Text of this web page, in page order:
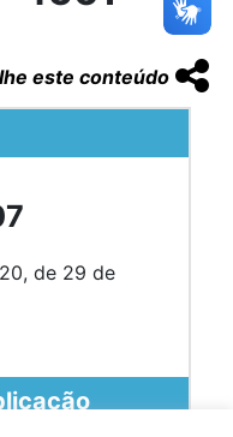
este conteúdo
de 29 de